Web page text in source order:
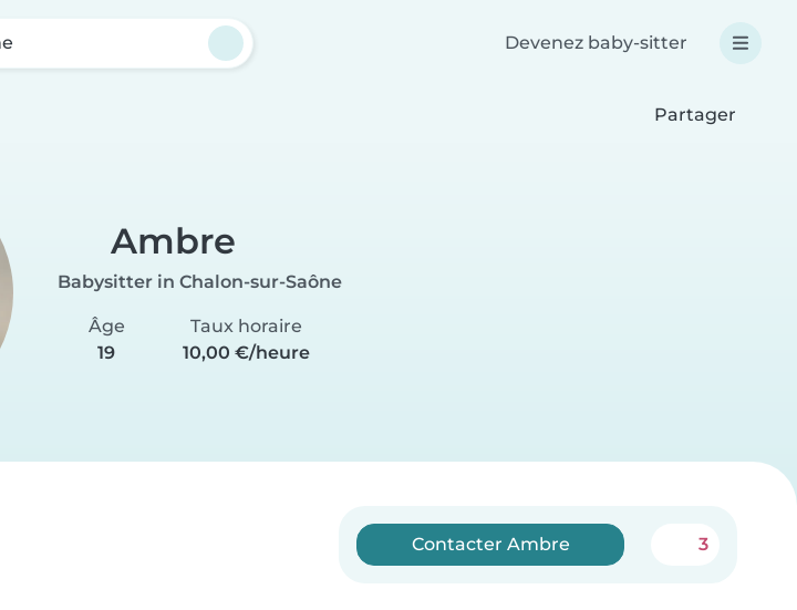
Devenez baby-sitter
Partager
Ambre
Babysitter in Chalon-sur-Saône
Âge
19
Taux horaire
10,00 €/heure
Contacter Ambre 3